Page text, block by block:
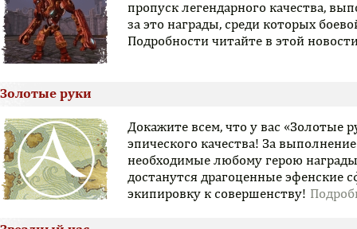
пропуск легендарного качества,
за это награды, среди которых
Подробности читайте в этой
Золотые руки
Докажите всем, что у вас «Золотые
эпического качества! За
необходимые любому герою
достанутся драгоценные эфенские
экипировку к совершенству!